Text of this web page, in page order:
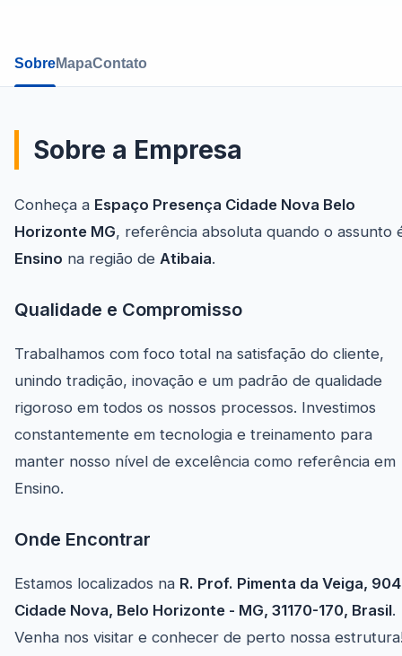
SobreMapaContato
Sobre a Empresa
Conheça a Espaço Presença Cidade Nova Belo
Horizonte MG, referência absoluta quando o assunto
Ensino na região de Atibaia.
Qualidade e Compromisso
Trabalhamos com foco total na satisfação do cliente,
unindo tradição, inovação e um padrão de qualidade
rigoroso em todos os nossos processos. Investimos
constantemente em tecnologia e treinamento para
manter nosso nível de excelência como referência em
Ensino.
Onde Encontrar
Estamos localizados na R. Prof. Pimenta da Veiga,
Cidade Nova, Belo Horizonte - MG, 31170-170, Brasil.
Venha nos visitar e conhecer de perto nossa